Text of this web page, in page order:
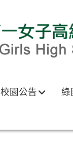
校園公告 綠